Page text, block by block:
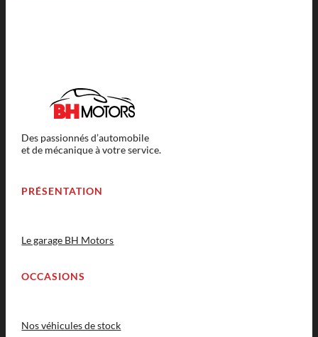
Des passionnés d’automobile
et de mécanique à votre service.
PRÉSENTATION
Le garage BH Motors
OCCASIONS
Nos véhicules de stock